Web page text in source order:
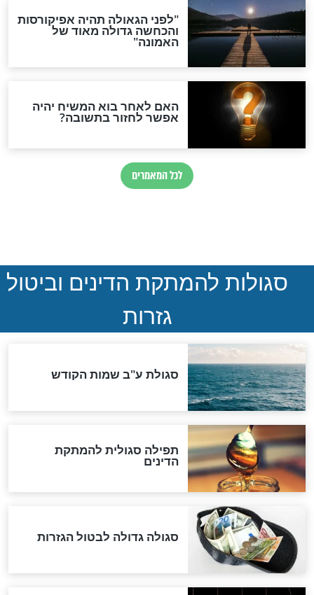
חדשות יהדות
ההסכם החשאי של טראמפ
ואיראן: בלי שקיפות ועם הרבה
"מודה לקב"ה על כל השנים"
"נביא בעיר": מכירת המחלה
לגוי והוספת השם חזקיהו
לרפואת הרב דב הכהן קוק
לכל המאמרים
אחרית הימים